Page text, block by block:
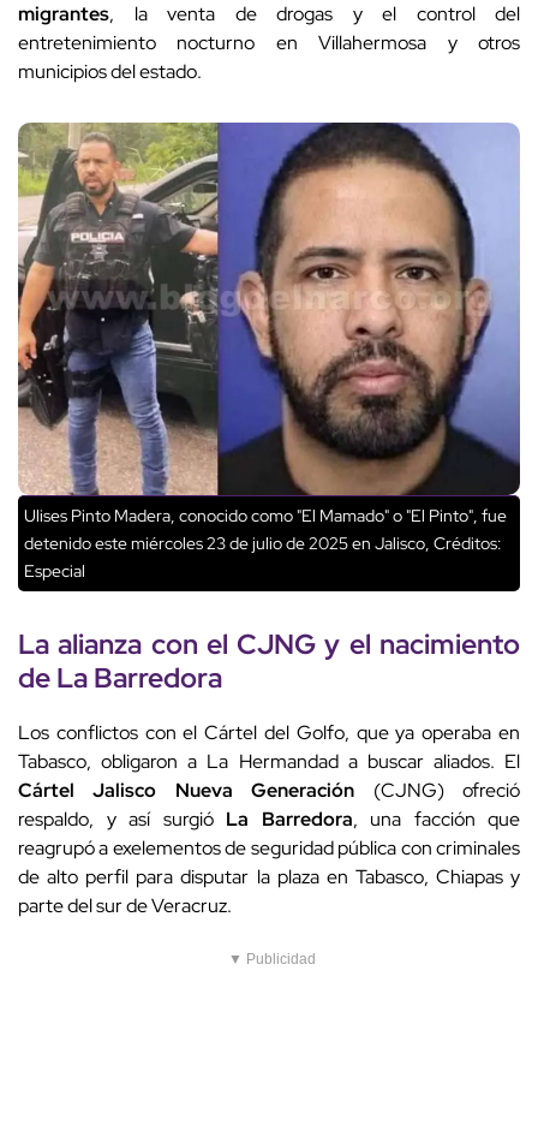
migrantes, la venta de drogas y el control del
entretenimiento nocturno en Villahermosa y otros
municipios del estado.
Ulises Pinto Madera, conocido como "El Mamado" o "El Pinto", fue
detenido este miércoles 23 de julio de 2025 en Jalisco, Créditos:
Especial
La alianza con el CJNG y el nacimiento
deLa Barredora
Los conflictos con el Cártel del Golfo, que ya operaba en
Tabasco, obligaron a La Hermandad a buscar aliados. El
Cártel Jalisco Nueva Generación (CJNG) ofreció
respaldo, y así surgió La Barredora, una facción que
reagrupó a exelementos de seguridad pública con criminales
de alto perfil para disputar la plaza en Tabasco, Chiapas y
parte del sur de Veracruz.
▼ Publicidad